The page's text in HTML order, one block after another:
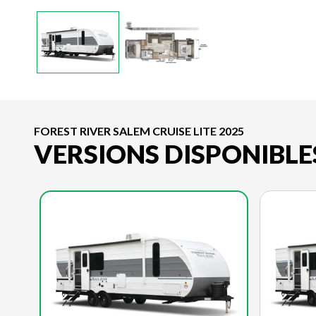
FOREST RIVER SALEM CRUISE LITE 2025
VERSIONS